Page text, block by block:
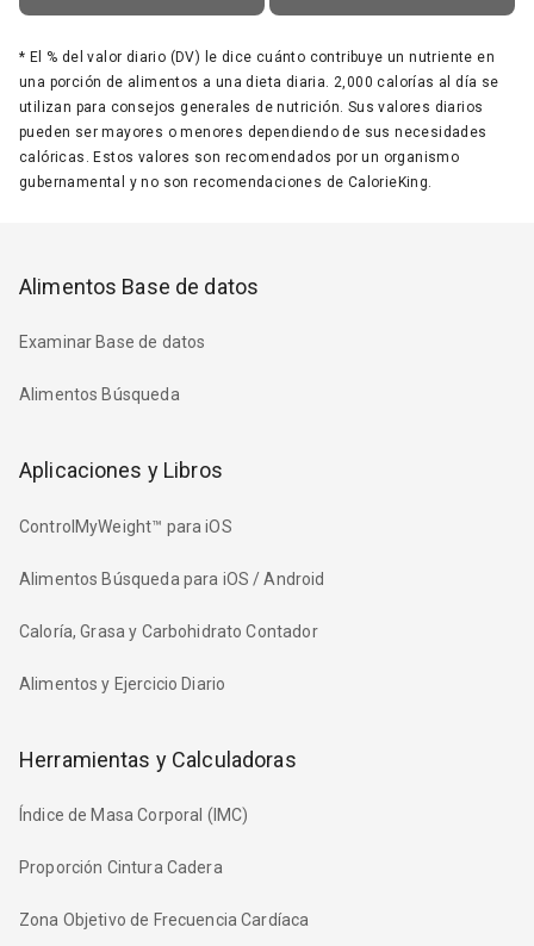
* El % del valor diario (DV) le dice cuánto contribuye un nutriente en
una porción de alimentos a una dieta diaria. 2,000 calorías al día se
utilizan para consejos generales de nutrición. Sus valores diarios
pueden ser mayores o menores dependiendo de sus necesidades
calóricas. Estos valores son recomendados por un organismo
gubernamental y no son recomendaciones de CalorieKing.
Alimentos Base de datos
Examinar Base de datos
Alimentos Búsqueda
Aplicaciones y Libros
ControlMyWeight™ para iOS
Alimentos Búsqueda para iOS / Android
Caloría, Grasa y Carbohidrato Contador
Alimentos y Ejercicio Diario
Herramientas y Calculadoras
Índice de Masa Corporal (IMC)
Proporción Cintura Cadera
Zona Objetivo de Frecuencia Cardíaca